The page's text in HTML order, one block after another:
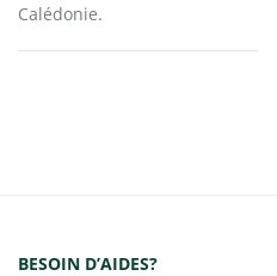
Calédonie.
BESOIN D’AIDES?